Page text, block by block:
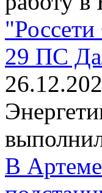
29 ПС
В